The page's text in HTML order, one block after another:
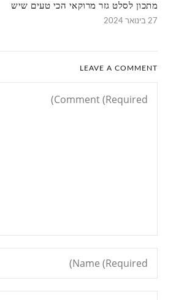
מתכון לסלט גזר מרוקאי הכי טעים שיש
27 בינואר 2024
LEAVE A COMMENT